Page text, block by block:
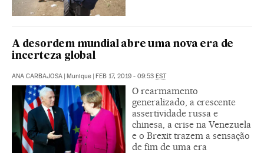
A desordem mundial abre uma nova era de
incerteza global
ANA CARBAJOSA | Munique | FEB 17, 2019 - 09:53 EST
O rearmamento
generalizado, a crescente
assertividade russa e
chinesa, a crise na Venezuela
e o Brexit trazem a sensação
de fim de uma era